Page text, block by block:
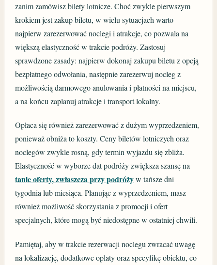
zanim zamówisz bilety lotnicze. Choć zwykle pierwszym
krokiem jest zakup biletu, w wielu sytuacjach warto
najpierw zarezerwować noclegi i atrakcje, co pozwala na
większą elastyczność w trakcie podróży. Zastosuj
sprawdzone zasady: najpierw dokonaj zakupu biletu z opcją
bezpłatnego odwołania, następnie zarezerwuj nocleg z
możliwością darmowego anulowania i płatności na miejscu,
a na końcu zaplanuj atrakcje i transport lokalny.
Opłaca się również zarezerwować z dużym wyprzedzeniem,
ponieważ obniża to koszty. Ceny biletów lotniczych oraz
noclegów zwykle rosną, gdy termin wyjazdu się zbliża.
Elastyczność w wyborze dat podróży zwiększa szansę na
tanie oferty, zwłaszcza przy podróżyw tańsze dni
tygodnia lub miesiąca. Planując z wyprzedzeniem, masz
również możliwość skorzystania z promocji i ofert
specjalnych, które mogą być niedostępne w ostatniej chwili.
Pamiętaj, aby w trakcie rezerwacji noclegu zwracać uwagę
na lokalizację, dodatkowe opłaty oraz specyfikę obiektu, co